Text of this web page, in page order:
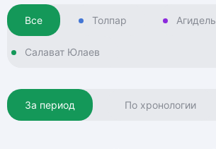
Все Толпар Агидель
Салават Юлаев
За период По хронологии